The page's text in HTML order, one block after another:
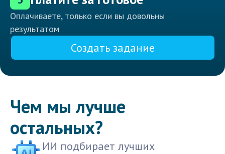
Оплачиваете, только если вы довольны
результатом
Создать задание
Чем мы лучше
остальных?
ИИ подбирает лучших